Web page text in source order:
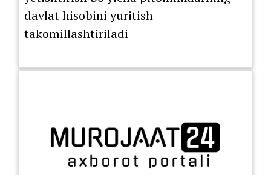
davlat hisobini yuritish
takomillashtiriladi